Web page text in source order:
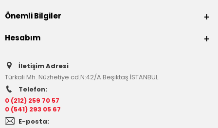
Önemli Bilgiler
Hesabım
İletişim Adresi
Türkali Mh. Nüzhetiye cd.N:42/A Beşiktaş İSTANBUL
Telefon:
0 (212) 259 70 57
0 (541) 293 05 67
E-posta: